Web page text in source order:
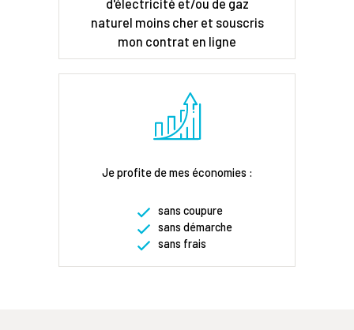
d'électricité et/ou de gaz
naturel moins cher et souscris
mon contrat en ligne
Je profite de mes économies :
sans coupure
sans démarche
sans frais